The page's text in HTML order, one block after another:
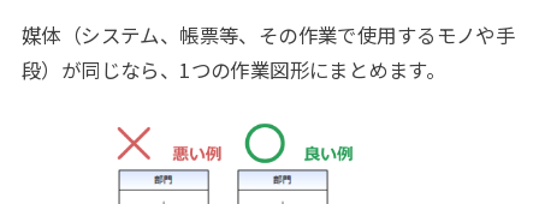
媒体（システム、帳票等、その作業で使用するモノや手
段）が同じなら、1つの作業図形にまとめます。